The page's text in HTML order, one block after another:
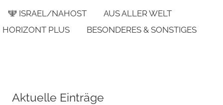
🕎 ISRAEL/NAHOST
AUS ALLER WELT
HORIZONT PLUS
BESONDERES & SONSTIGES
Aktuelle Einträge